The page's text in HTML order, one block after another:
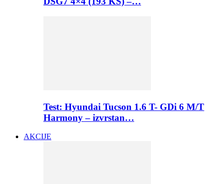
Test: Hyundai Tucson 1.6 T- GDi 6 M/T
Harmony – izvrstan…
AKCIJE